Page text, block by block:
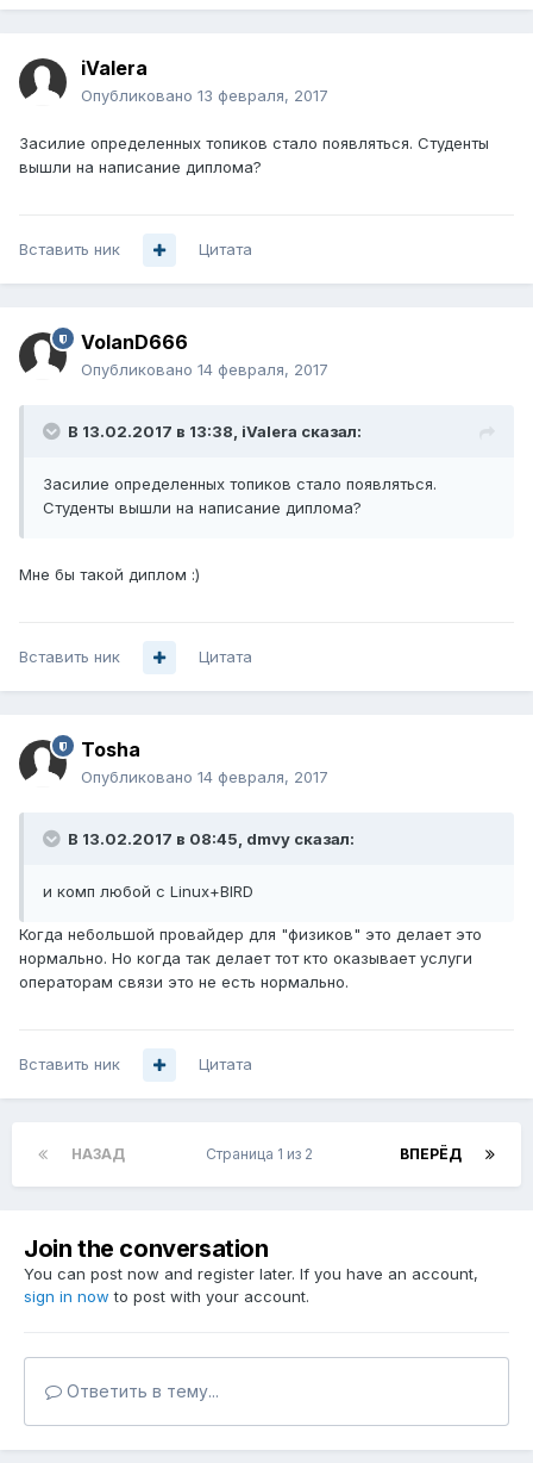
iValera
Опубликовано 13 февраля, 2017
Засилие определенных топиков стало появляться. Студенты
вышли на написание диплома?
Вставить ник Цитата
VolanD666
Опубликовано 14 февраля, 2017
В 13.02.2017 в 13:38, iValera сказал:
Засилие определенных топиков стало появляться.
Студенты вышли на написание диплома?
Мне бы такой диплом :)
Вставить ник Цитата
Tosha
Опубликовано 14 февраля, 2017
В 13.02.2017 в 08:45, dmvy сказал:
и комп любой с Linux+BIRD
Когда небольшой провайдер для "физиков" это делает это
нормально. Но когда так делает тот кто оказывает услуги
операторам связи это не есть нормально.
Вставить ник Цитата
НАЗАД ВПЕРЁД
Страница 1 из 2
Join the conversation
You can post now and register later. If you have an account,
sign in now to post with your account.
Ответить в тему...